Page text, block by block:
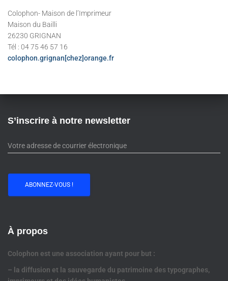
Colophon- Maison de l’Imprimeur
Maison du Bailli
26230 GRIGNAN
Tél : 04 75 46 57 16
colophon.grignan[chez]orange.fr
S’inscrire à notre newsletter
À propos
Colophon est une association ayant pour but :
– la diffusion et la sauvegarde du patrimoine des typographes,